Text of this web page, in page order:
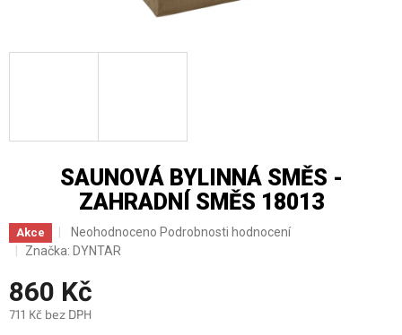
SAUNOVÁ BYLINNÁ SMĚS -
ZAHRADNÍ SMĚS 18013
Akce
Průměrné
hodnocení
je
0,0
z
Neohodnoceno Podrobnosti hodnocení
Značka: DYNTAR
860 Kč
711 Kč bez DPH